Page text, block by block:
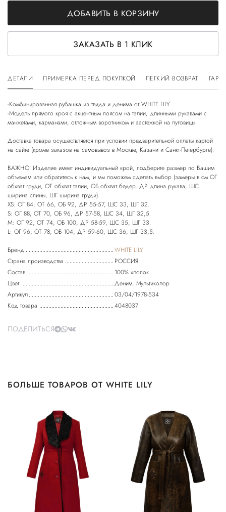
ДОБАВИТЬ В КОРЗИНУ
ЗАКАЗАТЬ В 1 КЛИК
ДЕТАЛИ ПРИМЕРКА ПЕРЕД ПОКУПКОЙ ЛЕГКИЙ ВОЗВРАТ
-Комбинированная рубашка из твида и денима от WHITE LILY.
-Модель прямого кроя с акцентным поясом на талии, длинными рукавами с
манжетами, карманами, отложным воротником и застежкой на пуговицы.
Доставка товара осуществляется при условии предварительной оплаты картой
на сайте (кроме заказов на самовывоз в Москве, Казани и Санкт-Петербурге).
ВАЖНО! Изделие имеет индивидуальный крой, подберите размер по Вашим
объемам или обратитесь к нам, и мы поможем сделать выбор (замеры в см ОГ
обхват груди, ОТ обхват талии, ОБ обхват бедер, ДР длина рукава, ШС
ширина спины, ШГ ширина груди).
XS: ОГ 84, ОТ 66, ОБ 92, ДР 55-57, ШС 33, ШГ 32.
S: ОГ 88, ОТ 70, ОБ 96, ДР 57-58, ШС 34, ШГ 32,5.
М: ОГ 92, ОТ 74, ОБ 100, ДР 58-59, ШС 35, ШГ 33.
Бренд
WHITE LILY
Страна производства
РОССИЯ
Состав
100% хлопок
Цвет
Деним, Мультиколор
Артикул
03/04/1978-534
Код товара
4048037
ПОДЕЛИТЬСЯ
БОЛЬШЕ ТОВАРОВ ОТ WHITE LILY